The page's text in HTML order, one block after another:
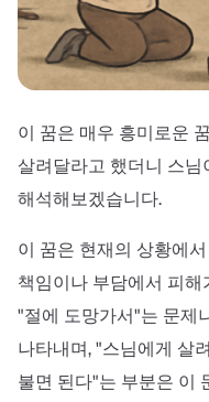
이 꿈은 매우 흥미로운
살려달라고 했더니 스
해석해보겠습니다.
이 꿈은 현재의 상황에
책임이나 부담에서 피
"절에 도망가서"는 문제
나타내며, "스님에게 살
불면 된다"는 부분은 이